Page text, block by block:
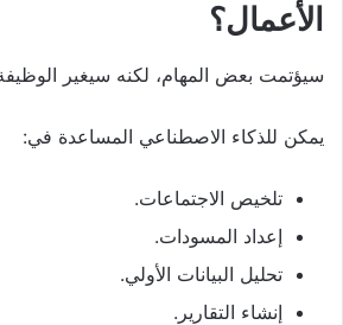
الأعمال؟
سيؤتمت بعض المهام، لكنه سيغير
يمكن للذكاء الاصطناعي المساعدة في:
تلخيص الاجتماعات.
إعداد المسودات.
تحليل البيانات الأولي.
إنشاء التقارير.